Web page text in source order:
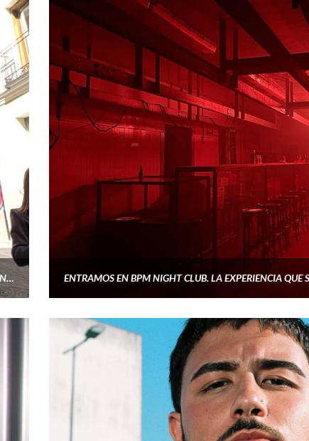
GLORYSIXVAIN: «YA QUE HE ESTADO SIEMPRE EN LA PARTE MÁS PUNKY O MÁS UNDERGROUND ME GUSTARÍA FORMARME. QUIERO EXPLOTARME EN TODOS LOS SENTIDOS»